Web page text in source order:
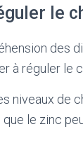
le
des
à réguler le
niveaux de
le zinc